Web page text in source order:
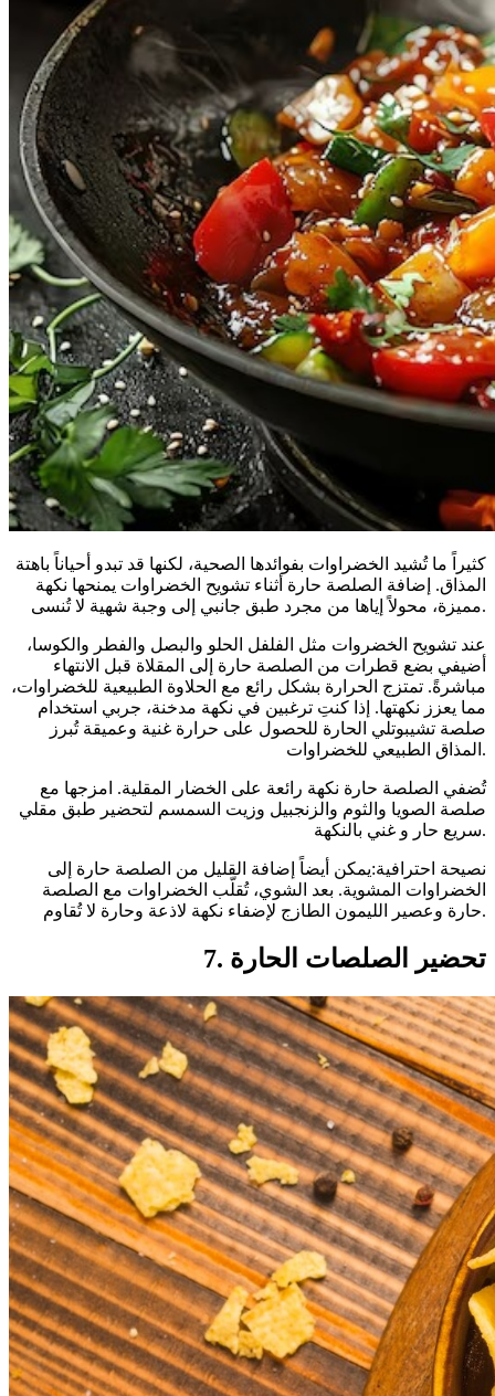
كثيراً ما تُشيد الخضراوات بفوائدها الصحية، لكنها قد تبدو أحياناً باهتة
المذاق. إضافة الصلصة حارة أثناء تشويح الخضراوات يمنحها نكهة
مميزة، محولاً إياها من مجرد طبق جانبي إلى وجبة شهية لا تُنسى.
عند تشويح الخضروات مثل الفلفل الحلو والبصل والفطر والكوسا،
أضيفي بضع قطرات من الصلصة حارة إلى المقلاة قبل الانتهاء
مباشرةً. تمتزج الحرارة بشكل رائع مع الحلاوة الطبيعية للخضراوات،
مما يعزز نكهتها. إذا كنتِ ترغبين في نكهة مدخنة، جربي استخدام
صلصة تشيبوتلي الحارة للحصول على حرارة غنية وعميقة تُبرز
المذاق الطبيعي للخضراوات.
تُضفي الصلصة حارة نكهة رائعة على الخضار المقلية. امزجها مع
صلصة الصويا والثوم والزنجبيل وزيت السمسم لتحضير طبق مقلي
سريع حار و غني بالنكهة.
نصيحة احترافية:يمكن أيضاً إضافة القليل من الصلصة حارة إلى
الخضراوات المشوية. بعد الشوي، تُقلّب الخضراوات مع الصلصة
حارة وعصير الليمون الطازج لإضفاء نكهة لاذعة وحارة لا تُقاوم.
7. تحضير الصلصات الحارة